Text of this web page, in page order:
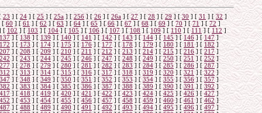
23 ] [ 24 ] [25] [ 25а ] [25б] [26 ] [ 26a ] [27] [28 ] [ 29 ] [30 ] [ 31 ] [32]
[60] [ 61 ] [62] [ 63] [64 ] [65 ] [ 66] [67 ] [ 68] [69] [ 70 ] [71] [ 72 ]
[102 ] [103 ] [ 104] [105 ] [ 106 ] [ 107] [108] [ 109] [ 110] [111] [ 112 ]
137 ] [138 ] [139 ] [ 140 ] [141] [ 142] [ 143] [ 144 ] [ 145] [ 146] [ 147]
172 ] [173 ] [ 174] [ 175 ] [176] [ 177 ] [178 ] [ 179] [ 180 ] [181] [ 182 ]
207] [208] [209 ] [210 ] [211 ] [212 ] [213] [214] [215] [216] [ 217]
242] [243] [ 244 ] [245 ] [246] [ 247] [ 248] [249 ] [250] [251] [ 252 ]
277 ] [278 ] [279 ] [ 280] [ 281] [282] [ 283 ] [ 284 ] [ 285 ] [ 286 ] [287]
312 ] [313] [ 314] [ 315] [ 316 ] [ 317] [ 318 ] [ 319] [320 ] [ 321] [322 ]
347 ] [348 ] [349] [350 ] [351] [352 ] [353] [354 ] [ 355] [356] [ 357]
382 ] [ 383 ] [ 384] [ 385 ] [386] [ 387 ] [388 ] [ 389] [ 390 ] [391 ] [ 392 ]
417] [418] [419 ] [ 420 ] [421 ] [422] [ 423] [424] [425] [426] [ 427]
452 ] [453] [454] [455 ] [456] [ 457] [ 458] [ 459 ] [460] [461] [ 462]
487 ] [488 ] [489 ] [ 490 ] [491] [ 492] [ 493] [ 494 ] [ 495] [ 496 ] [ 497 ]